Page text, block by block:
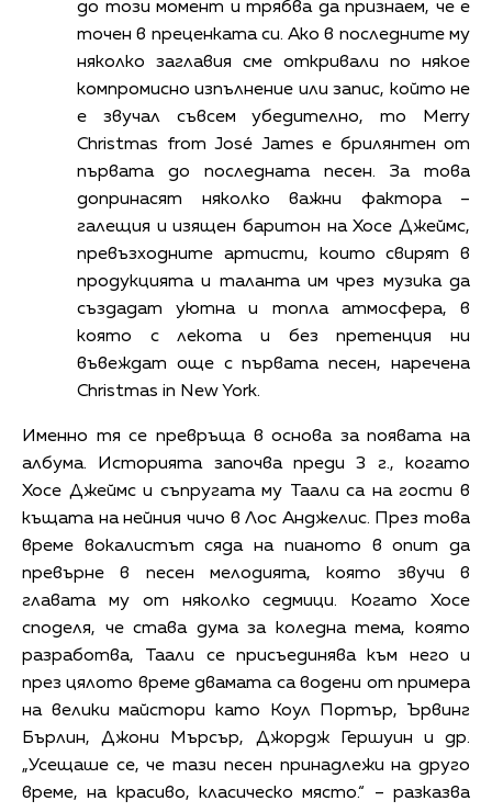
до този момент и трябва да признаем, че е
точен в преценката си. Ако в последните му
няколко заглавия сме откривали по някое
компромисно изпълнение или запис, който не
е звучал съвсем убедително, то Merry
Christmas from José James е брилянтен от
първата до последната песен. За това
допринасят няколко важни фактора –
галещия и изящен баритон на Хосе Джеймс,
превъзходните артисти, които свирят в
продукцията и таланта им чрез музика да
създадат уютна и топла атмосфера, в
която с лекота и без претенция ни
въвеждат още с първата песен, наречена
Christmas in New York.
Именно тя се превръща в основа за появата на
албума. Историята започва преди 3 г., когато
Хосе Джеймс и съпругата му Таали са на гости в
къщата на нейния чичо в Лос Анджелис. През това
време вокалистът сяда на пианото в опит да
превърне в песен мелодията, която звучи в
главата му от няколко седмици. Когато Хосе
споделя, че става дума за коледна тема, която
разработва, Таали се присъединява към него и
през цялото време двамата са водени от примера
на велики майстори като Коул Портър, Ървинг
Бърлин, Джони Мърсър, Джордж Гершуин и др.
„Усещаше се, че тази песен принадлежи на друго
време, на красиво, класическо място.“ – разказва